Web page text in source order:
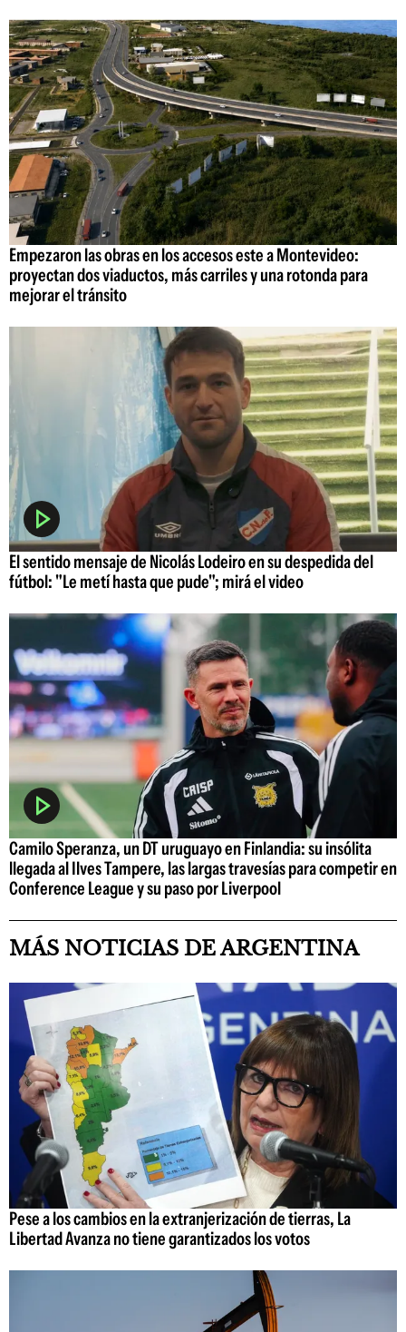
Empezaron las obras en los accesos este a Montevideo:
proyectan dos viaductos, más carriles y una rotonda para
mejorar el tránsito
El sentido mensaje de Nicolás Lodeiro en su despedida del
fútbol: "Le metí hasta que pude"; mirá el video
Camilo Speranza, un DT uruguayo en Finlandia: su insólita
llegada al Ilves Tampere, las largas travesías para competir en
Conference League y su paso por Liverpool
MÁS NOTICIAS DE ARGENTINA
Pese a los cambios en la extranjerización de tierras, La
Libertad Avanza no tiene garantizados los votos